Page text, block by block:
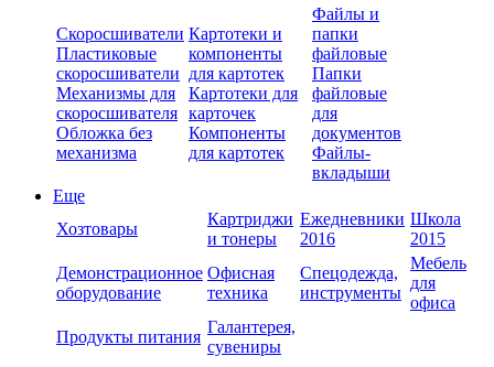
Скоросшиватели
Пластиковые
скоросшиватели
Механизмы для
скоросшивателя
Обложка без
механизма
Картотеки и
компоненты
для картотек
Картотеки для
карточек
Компоненты
для картотек
Файлы и
папки
файловые
Папки
файловые
для
документов
Файлы-
вкладыши
Еще
Хозтовары
Картриджи
и тонеры
Ежедневники
2016
Школа
2015
Демонстрационное
оборудование
Офисная
техника
Спецодежда,
инструменты
Мебель
для
офиса
Продукты питания
Галантерея,
сувениры